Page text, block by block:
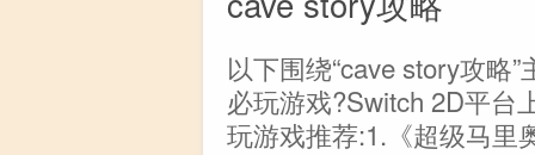
以下围绕“cave story攻略
必玩游戏?Switch 2D平台
玩游戏推荐:1.《超级马里